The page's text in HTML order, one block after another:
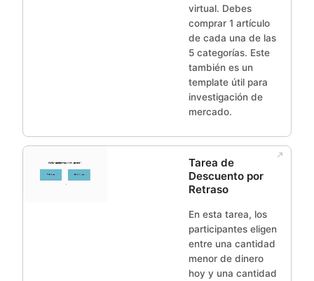
virtual. Debes
comprar 1 artículo
de cada una de las
5 categorías. Este
también es un
template útil para
investigación de
mercado.
Tarea de
Descuento por
Retraso
En esta tarea, los
participantes eligen
entre una cantidad
menor de dinero
hoy y una cantidad